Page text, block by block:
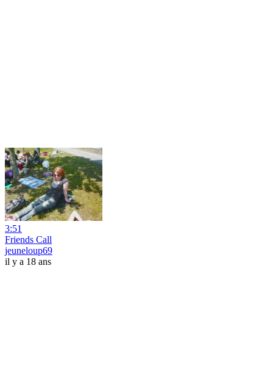
3:51
Friends Call
jeuneloup69
il y a 18 ans